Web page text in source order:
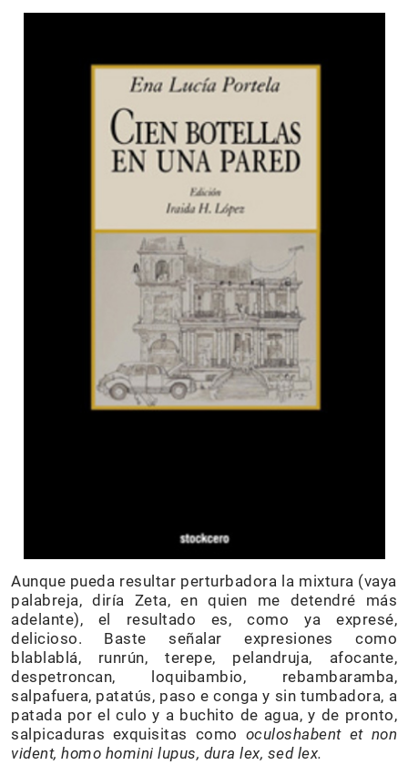
Aunque pueda resultar perturbadora la mixtura (vaya
palabreja, diría Zeta, en quien me detendré más
adelante), el resultado es, como ya expresé,
delicioso. Baste señalar expresiones como
blablablá, runrún, terepe, pelandruja, afocante,
despetroncan, loquibambio, rebambaramba,
salpafuera, patatús, paso e conga y sin tumbadora, a
patada por el culo y a buchito de agua, y de pronto,
salpicaduras exquisitas como oculoshabent et non
vident, homo homini lupus, dura lex, sed lex.